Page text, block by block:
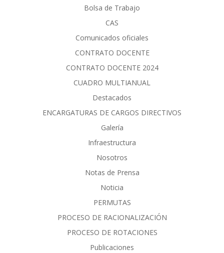
Bolsa de Trabajo
CAS
Comunicados oficiales
CONTRATO DOCENTE
CONTRATO DOCENTE 2024
CUADRO MULTIANUAL
Destacados
ENCARGATURAS DE CARGOS DIRECTIVOS
Galería
Infraestructura
Nosotros
Notas de Prensa
Noticia
PERMUTAS
PROCESO DE RACIONALIZACIÓN
PROCESO DE ROTACIONES
Publicaciones